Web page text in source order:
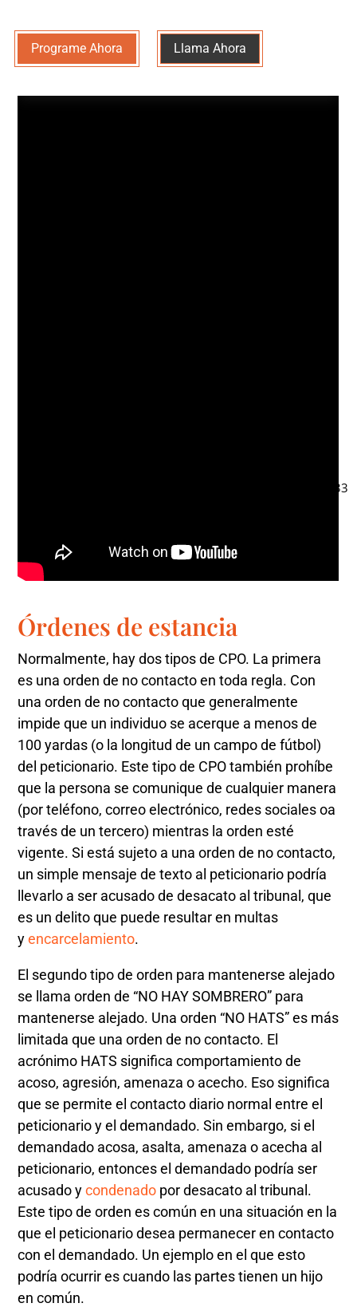
Programe Ahora Llama Ahora
Órdenes de estancia
Normalmente, hay dos tipos de CPO. La primera
es una orden de no contacto en toda regla. Con
una orden de no contacto que generalmente
impide que un individuo se acerque a menos de
100 yardas (o la longitud de un campo de fútbol)
del peticionario. Este tipo de CPO también prohíbe
que la persona se comunique de cualquier manera
(por teléfono, correo electrónico, redes sociales oa
través de un tercero) mientras la orden esté
vigente. Si está sujeto a una orden de no contacto,
un simple mensaje de texto al peticionario podría
llevarlo a ser acusado de desacato al tribunal, que
es un delito que puede resultar en multas
y encarcelamiento.
El segundo tipo de orden para mantenerse alejado
se llama orden de “NO HAY SOMBRERO” para
mantenerse alejado. Una orden “NO HATS” es más
limitada que una orden de no contacto. El
acrónimo HATS significa comportamiento de
acoso, agresión, amenaza o acecho. Eso significa
que se permite el contacto diario normal entre el
peticionario y el demandado. Sin embargo, si el
demandado acosa, asalta, amenaza o acecha al
peticionario, entonces el demandado podría ser
acusado y condenado por desacato al tribunal.
Este tipo de orden es común en una situación en la
que el peticionario desea permanecer en contacto
con el demandado. Un ejemplo en el que esto
podría ocurrir es cuando las partes tienen un hijo
en común.